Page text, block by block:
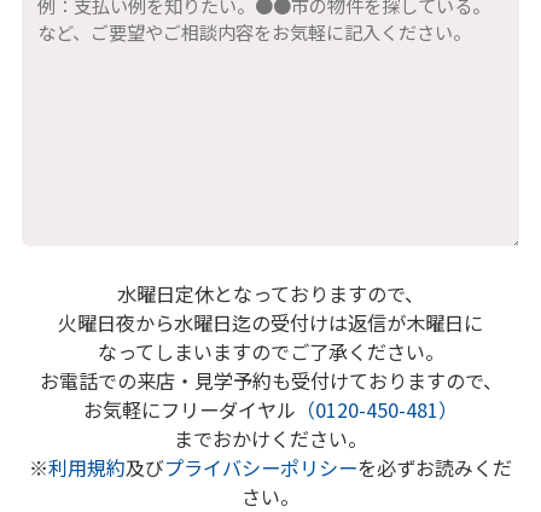
水曜日定休となっておりますので、
火曜日夜から水曜日迄の受付けは返信が木曜日に
なってしまいますのでご了承ください。
お電話での来店・見学予約も受付けておりますので、
お気軽にフリーダイヤル （0120-450-481）
までおかけください。
※利用規約及びプライバシーポリシーを必ずお読みくだ
さい。